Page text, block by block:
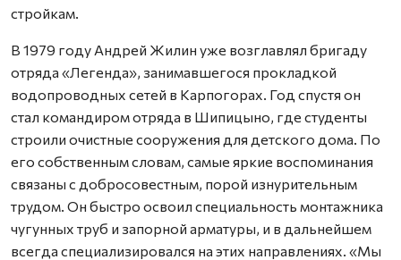
стройкам.
В 1979 году Андрей Жилин уже возглавлял бригаду
отряда «Легенда», занимавшегося прокладкой
водопроводных сетей в Карпогорах. Год спустя он
стал командиром отряда в Шипицыно, где студенты
строили очистные сооружения для детского дома. По
его собственным словам, самые яркие воспоминания
связаны с добросовестным, порой изнурительным
трудом. Он быстро освоил специальность монтажника
чугунных труб и запорной арматуры, и в дальнейшем
всегда специализировался на этих направлениях. «Мы